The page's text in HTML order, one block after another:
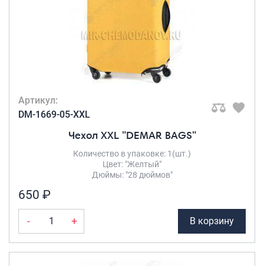
Артикул:
DM-1669-05-XXL
Чехол XXL "DEMAR BAGS"
Количество в упаковке: 1(шт.)
Цвет: "Желтый"
Дюймы: "28 дюймов"
650 ₽
- + В корзину